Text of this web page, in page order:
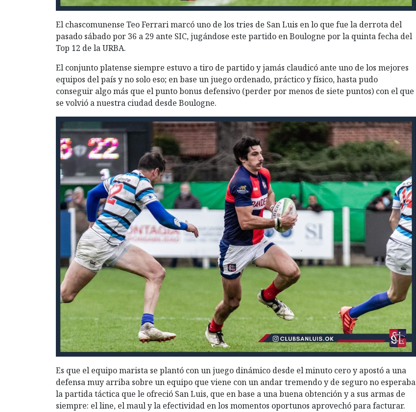
El chascomunense Teo Ferrari marcó uno de los tries de San Luis en lo que fue la derrota del
pasado sábado por 36 a 29 ante SIC, jugándose este partido en Boulogne por la quinta fecha del
Top 12 de la URBA.
El conjunto platense siempre estuvo a tiro de partido y jamás claudicó ante uno de los mejores
equipos del país y no solo eso; en base un juego ordenado, práctico y físico, hasta pudo
conseguir algo más que el punto bonus defensivo (perder por menos de siete puntos) con el que
se volvió a nuestra ciudad desde Boulogne.
Es que el equipo marista se plantó con un juego dinámico desde el minuto cero y apostó a una
defensa muy arriba sobre un equipo que viene con un andar tremendo y de seguro no esperaba
la partida táctica que le ofreció San Luis, que en base a una buena obtención y a sus armas de
siempre: el line, el maul y la efectividad en los momentos oportunos aprovechó para facturar.